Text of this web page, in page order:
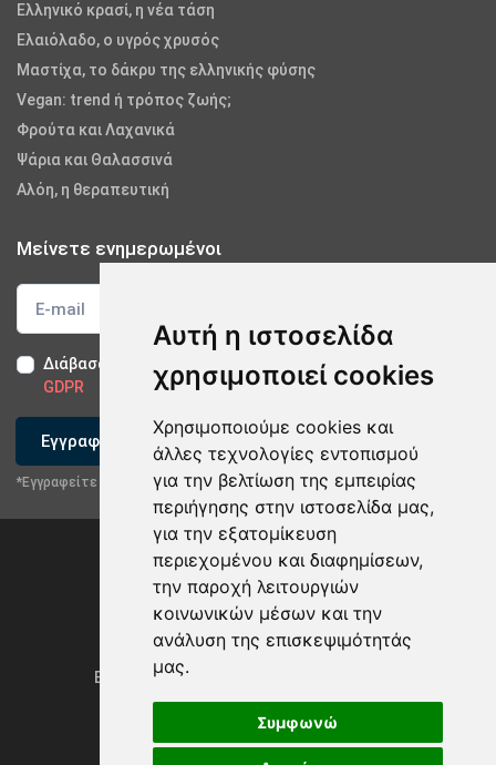
Αυτή η ιστοσελίδα
χρησιμοποιεί cookies
Χρησιμοποιούμε cookies και
άλλες τεχνολογίες εντοπισμού
για την βελτίωση της εμπειρίας
περιήγησης στην ιστοσελίδα μας,
για την εξατομίκευση
περιεχομένου και διαφημίσεων,
την παροχή λειτουργιών
κοινωνικών μέσων και την
ανάλυση της επισκεψιμότητάς
μας.
Συμφωνώ
Ελληνικό κρασί, η νέα τάση
Ελαιόλαδο, ο υγρός χρυσός
Μαστίχα, το δάκρυ της ελληνικής φύσης
Vegan: trend ή τρόπος ζωής;
Φρούτα και Λαχανικά
Ψάρια και Θαλασσινά
Αλόη, η θεραπευτική
Μείνετε ενημερωμένοι
Διάβασα και αποδέχομαι τους Όρους Χρήσης -
Δήλωση
GDPR
Εγγραφείτε
*Εγγραφείτε στο newsletter μας
Privacy Policy & GDPR
Ενημέρωση προτιμήσεων των cookies